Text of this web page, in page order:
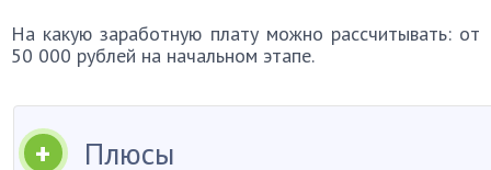
На какую заработную плату можно рассчитывать: от
50 000 рублей на начальном этапе.
Плюсы